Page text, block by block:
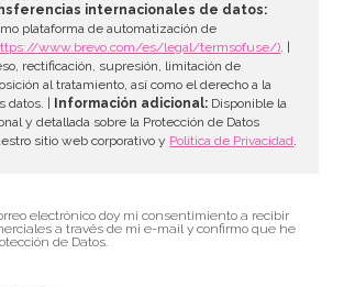
internacionales de datos:
plataforma de automatización de
www.brevo.com/es/legal/termsofuse/). |
rectificación, supresión, limitación de
al tratamiento, así como el derecho a la
datos. |
Información adicional: Disponible la
y detallada sobre la Protección de Datos
sitio web corporativo y Política de Privacidad.
electrónico doy mi consentimiento a recibir
a través de mi e-mail y confirmo que he
de Datos.